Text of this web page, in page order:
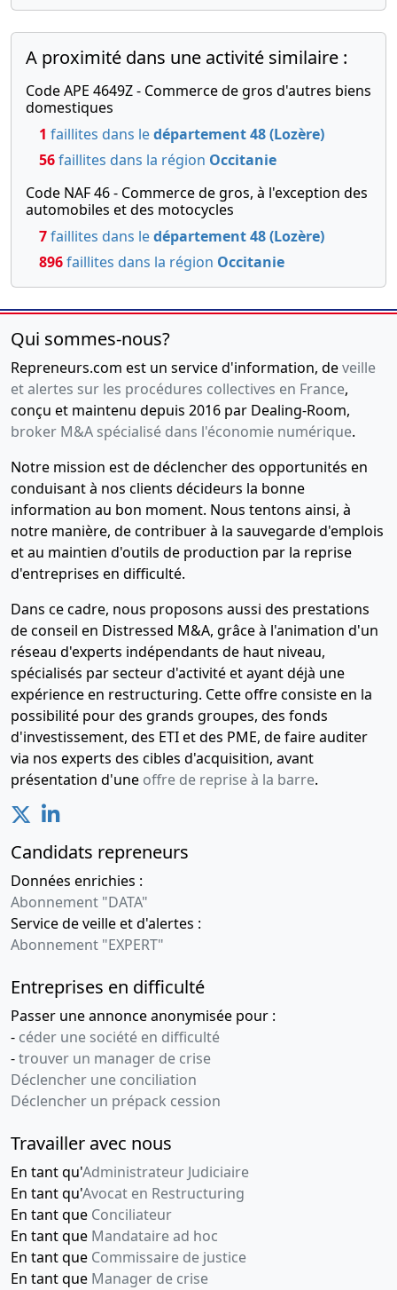
11-
2017
31/12/2016
Bilan
comptable
extraordinaire,
mis à jour
Pierre
CASTANIER
CASTANIER /
ABCD
HOLDING ,
statutaire(s)
de
nouveaux
Autorisation
de cessions
ABCD
HOLDING /
JULIEN
MOURLHOU
INVESTISSEMENTS
31-
10-
2007
Acte sous
seing
privé
Constitution
A proximité dans une activité similaire :
Code APE 4649Z - Commerce de gros d'autres biens
domestiques
1 faillites dans ledépartement 48 (Lozère)
56faillites dans la région Occitanie
Code NAF 46 - Commerce de gros, à l'exception des
automobiles et des motocycles
7faillites dans ledépartement 48 (Lozère)
896faillites dans la région Occitanie
Qui sommes-nous?
Repreneurs.com est un service d'information, deveille
et alertes sur les procédures collectives en France,
conçu et maintenu depuis 2016 par Dealing-Room,
broker M&A spécialisé dans l'économie numérique.
Notre mission est de déclencher des opportunités en
conduisant à nos clients décideurs la bonne
information au bon moment. Nous tentons ainsi, à
notre manière, de contribuer à la sauvegarde d'emplois
et au maintien d'outils de production par la reprise
d'entreprises en difficulté.
Dans ce cadre, nous proposons aussi des prestations
de conseil en Distressed M&A, grâce à l'animation d'un
réseau d'experts indépendants de haut niveau,
spécialisés par secteur d'activité et ayant déjà une
expérience en restructuring. Cette offre consiste en la
possibilité pour des grands groupes, des fonds
d'investissement, des ETI et des PME, de faire auditer
via nos experts des cibles d'acquisition, avant
présentation d'une offre de reprise à la barre.
Candidats repreneurs
Données enrichies :
Abonnement "DATA"
Service de veille et d'alertes :
Abonnement "EXPERT"
Entreprises en difficulté
Passer une annonce anonymisée pour :
- céder une société en difficulté
-trouver un manager de crise
Déclencher une conciliation
Déclencher un prépack cession
Travailler avec nous
En tant qu'Administrateur Judiciaire
En tant qu'Avocat en Restructuring
En tant que Conciliateur
En tant que Mandataire ad hoc
En tant que Commissaire de justice
En tant que Manager de crise